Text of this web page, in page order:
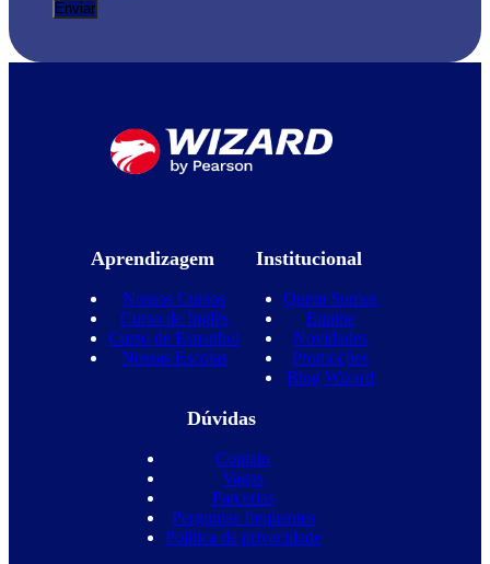
Aprendizagem
Nossos Cursos
Curso de Inglês
Curso de Espanhol
Nossas Escolas
Institucional
Quem Somos
Equipe
Novidades
Promoções
Blog Wizard
Dúvidas
Contato
Vagas
Parcerias
Perguntas frequentes
Política de privacidade